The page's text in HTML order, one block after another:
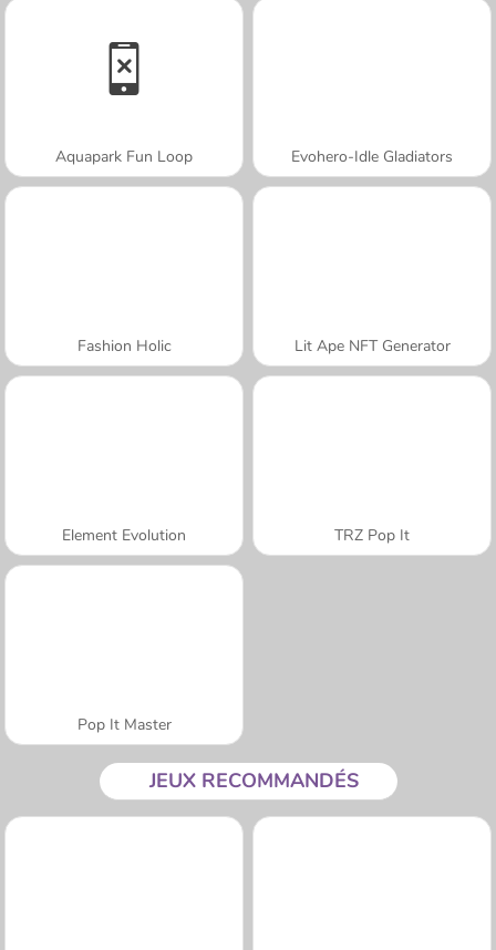
Aquapark Fun Loop Evohero-Idle Gladiators
Fashion Holic Lit Ape NFT Generator
Element Evolution TRZ Pop It
Pop It Master
JEUX RECOMMANDÉS